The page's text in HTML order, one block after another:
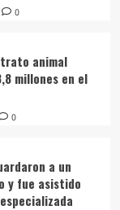
0
animal
millones en el
0
a un
y fue asistido